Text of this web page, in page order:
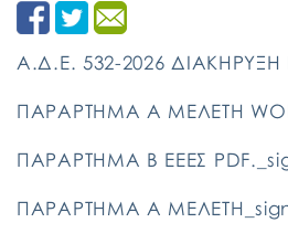
Α.Δ.Ε. 532-2026
ΠΑΡΑΡΤΗΜΑ Α ΜΕΛΕΤΗ
ΠΑΡΑΡΤΗΜΑ Β ΕΕΕΣ
ΠΑΡΑΡΤΗΜΑ Α